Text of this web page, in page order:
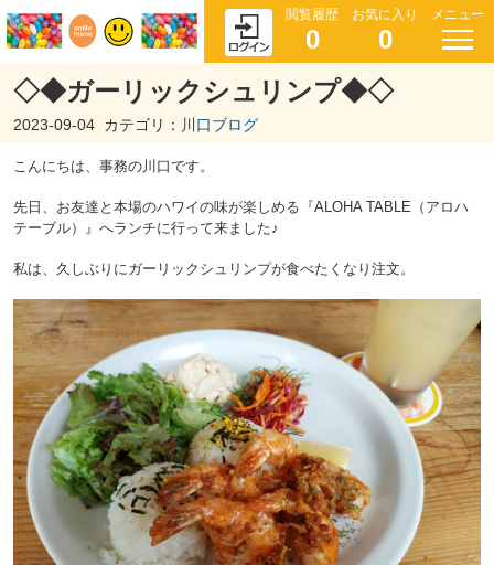
閲覧履歴
0
お気に入り
0
メニュー
◇◆ガーリックシュリンプ◆◇
2023-09-04 カテゴリ： 川口ブログ
こんにちは、事務の川口です。
先日、お友達と本場のハワイの味が楽しめる『ALOHA TABLE（アロハ
テーブル）』へランチに行って来ました♪
私は、久しぶりにガーリックシュリンプが食べたくなり注文。